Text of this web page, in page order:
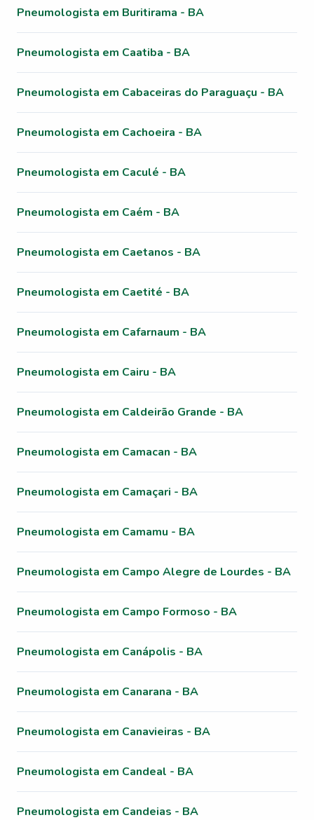
Pneumologista em Buritirama - BA
Pneumologista em Caatiba - BA
Pneumologista em Cabaceiras do Paraguaçu - BA
Pneumologista em Cachoeira - BA
Pneumologista em Caculé - BA
Pneumologista em Caém - BA
Pneumologista em Caetanos - BA
Pneumologista em Caetité - BA
Pneumologista em Cafarnaum - BA
Pneumologista em Cairu - BA
Pneumologista em Caldeirão Grande - BA
Pneumologista em Camacan - BA
Pneumologista em Camaçari - BA
Pneumologista em Camamu - BA
Pneumologista em Campo Alegre de Lourdes - BA
Pneumologista em Campo Formoso - BA
Pneumologista em Canápolis - BA
Pneumologista em Canarana - BA
Pneumologista em Canavieiras - BA
Pneumologista em Candeal - BA
Pneumologista em Candeias - BA